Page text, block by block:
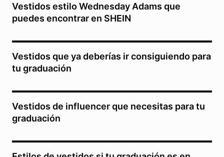
Vestidos estilo Wednesday Adams que
puedes encontrar en SHEIN
Vestidos que ya deberías ir consiguiendo para
tu graduación
Vestidos de influencer que necesitas para tu
graduación